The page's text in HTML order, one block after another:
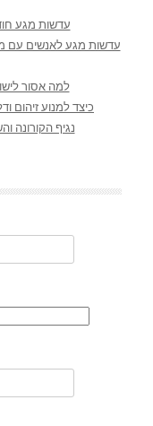
עדשות מגע
עדשות מגע לאנשים עם
למה אסור
כיצד למנוע זיהום
נגיף הקורונה